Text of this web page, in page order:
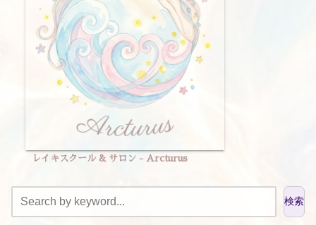
レイキスクール & サロン - Arcturus
検索